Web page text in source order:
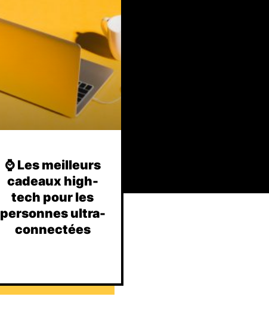
⌚️ Les meilleurs
cadeaux high-
tech pour les
personnes ultra-
connectées